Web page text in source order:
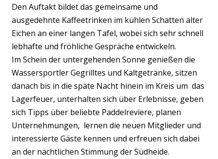
Den Auftakt bildet das gemeinsame und
ausgedehnte Kaffeetrinken im kühlen Schatten alter
Eichen an einer langen Tafel, wobei sich sehr schnell
lebhafte und fröhliche Gespräche entwickeln.
Im Schein der untergehenden Sonne genießen die
Wassersportler Gegrilltes und Kaltgetränke, sitzen
danach bis in die späte Nacht hinein im Kreis um das
Lagerfeuer, unterhalten sich über Erlebnisse, geben
sich Tipps über beliebte Paddelreviere, planen
Unternehmungen, lernen die neuen Mitglieder und
interessierte Gäste kennen und erfreuen sich dabei
an der nächtlichen Stimmung der Südheide.